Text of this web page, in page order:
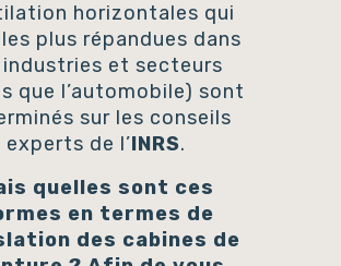
horizontales qui
plus répandues dans
industries et secteurs
que l’automobile) sont
sur les conseils
experts de l’INRS.
quelles sont ces
en termes de
des cabines de